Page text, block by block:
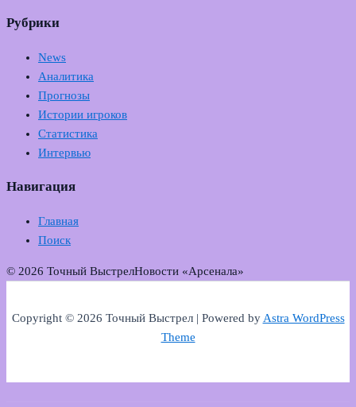
Рубрики
News
Аналитика
Прогнозы
Истории игроков
Статистика
Интервью
Навигация
Главная
Поиск
© 2026 Точный ВыстрелНовости «Арсенала»
Copyright © 2026 Точный Выстрел | Powered byAstra WordPress
Theme